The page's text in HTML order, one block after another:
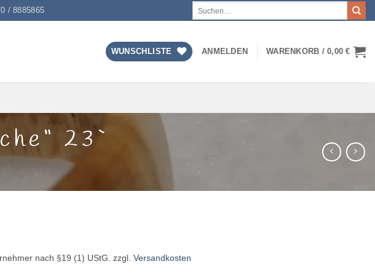
/ 8885865
WUNSCHLISTE ANMELDEN WARENKORB /0,00€
23`
nach §19 (1) UStG. zzgl. Versandkosten